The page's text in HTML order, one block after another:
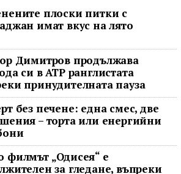
плоски питки с
имат вкус на лято
Димитров продължава
си в ATP ранглистата
принудителната пауза
без печене: една смес, две
– торта или енергийни
филмът „Одисея“ е
за гледане, въпреки